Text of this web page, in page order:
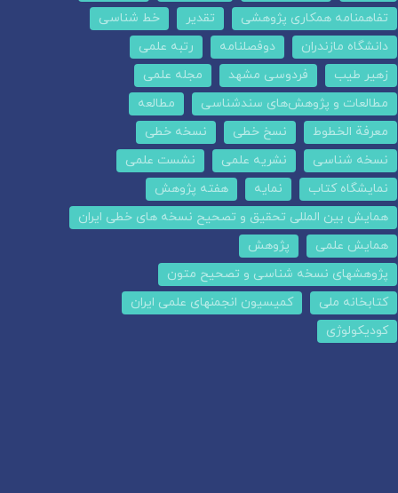
تفاهمنامه همکاری پژوهشی
تقدیر
خط شناسی
دانشگاه مازندران
دوفصلنامه
رتبه علمی
زهیر طیب
فردوسی مشهد
مجله علمی
مطالعات و پژوهش‌های سندشناسی
مطالعه
معرفة الخطوط
نسخ خطی
نسخه خطی
نسخه شناسی
نشریه علمی
نشست علمی
نمایشگاه کتاب
نمایه
هفته پژوهش
همایش بین المللی تحقیق و تصحیح نسخه های خطی ایران
همایش علمی
پژوهش
پژوهشهای نسخه شناسی و تصحیح متون
کتابخانه ملی
کمیسیون انجمنهای علمی ایران
کودیکولوژی